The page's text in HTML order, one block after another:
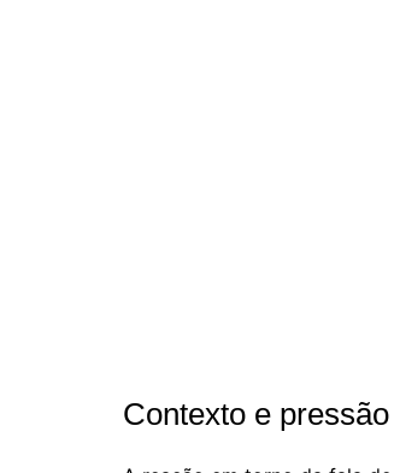
Contexto e